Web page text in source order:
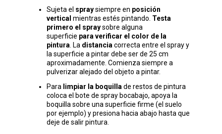
Sujeta el spraysiempre en posición
vertical mientras estés pintando. Testa
primero el spraysobre alguna
superficie para verificar el color de la
pintura. La distanciacorrecta entre el spray y
la superficie a pintar debe ser de 25 cm
aproximadamente. Comienza siempre a
pulverizar alejado del objeto a pintar.
Para limpiar la boquilla de restos de pintura
coloca el bote de spray bocabajo, apoya la
boquilla sobre una superficie firme (el suelo
por ejemplo) y presiona hacia abajo hasta que
deje de salir pintura.